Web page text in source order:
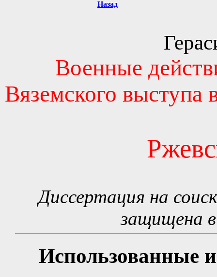
Назад
Военные
Вяземского выступа
Диссертация на
защищена
Использованные